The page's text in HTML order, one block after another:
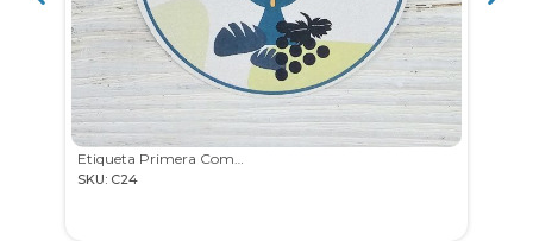
SKU: C24